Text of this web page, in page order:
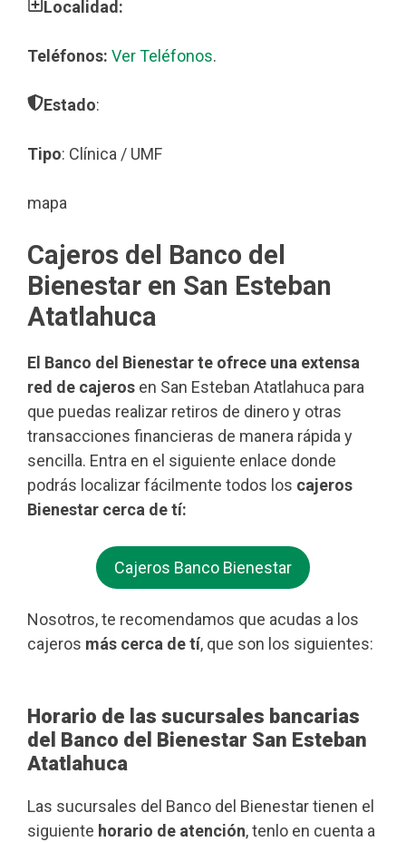
Localidad:
Teléfonos: Ver Teléfonos.
Estado:
Tipo: Clínica / UMF
mapa
Cajeros del Banco del
Bienestar en San Esteban
Atatlahuca
El Banco del Bienestar te ofrece una extensa
red de cajeros en San Esteban Atatlahuca para
que puedas realizar retiros de dinero y otras
transacciones financieras de manera rápida y
sencilla. Entra en el siguiente enlace donde
podrás localizar fácilmente todos los cajeros
Bienestar cerca de tí:
Cajeros Banco Bienestar
Nosotros, te recomendamos que acudas a los
cajeros más cerca de tí, que son los siguientes:
Horario de las sucursales bancarias
del Banco del Bienestar San Esteban
Atatlahuca
Las sucursales del Banco del Bienestar tienen el
siguiente horario de atención, tenlo en cuenta a